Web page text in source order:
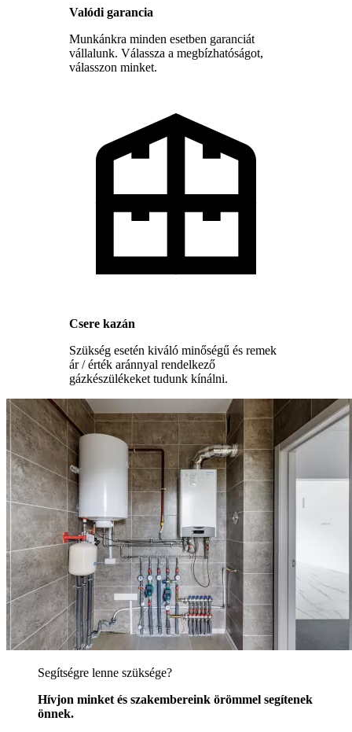
Valódi garancia
Munkánkra minden esetben garanciát
vállalunk. Válassza a megbízhatóságot,
válasszon minket.
Csere kazán
Szükség esetén kiváló minőségű és remek
ár / érték aránnyal rendelkező
gázkészülékeket tudunk kínálni.
Segítségre lenne szüksége?
Hívjon minket és szakembereink örömmel segítenek
önnek.